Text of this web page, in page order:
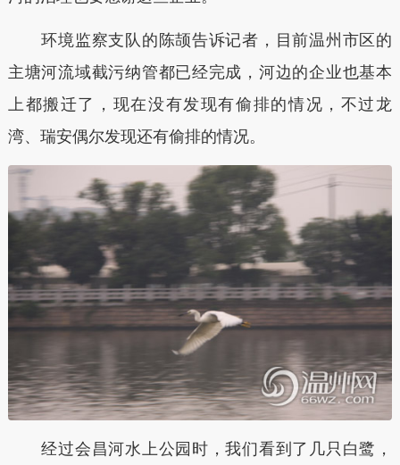
环境监察支队的陈颉告诉记者，目前温州市区的
主塘河流域截污纳管都已经完成，河边的企业也基本
上都搬迁了，现在没有发现有偷排的情况，不过龙
湾、瑞安偶尔发现还有偷排的情况。
经过会昌河水上公园时，我们看到了几只白鹭，